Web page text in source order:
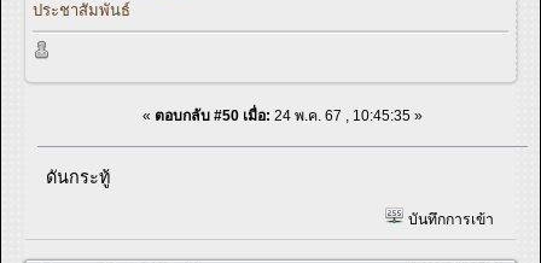
ประชาสัมพันธ์
« ตอบกลับ #50 เมื่อ: 24 พ.ค. 67 , 10:45:35 »
ดันกระทู้
บันทึกการเข้า